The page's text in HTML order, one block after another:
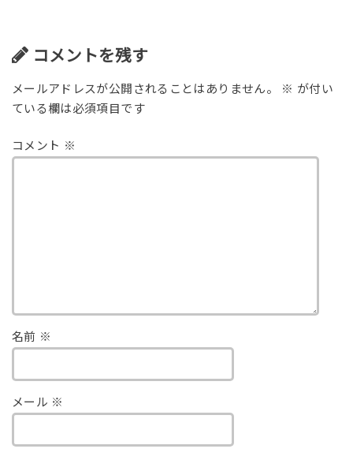
コメントを残す
メールアドレスが公開されることはありません。 ※ が付い
ている欄は必須項目です
コメント ※
名前 ※
メール ※